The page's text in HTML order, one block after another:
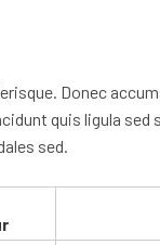
Donec
quis ligula
sed.